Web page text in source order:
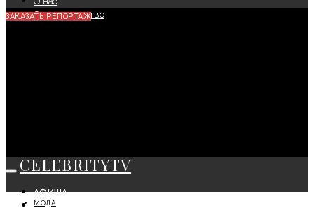
Сотрудничество
ЗАКАЗАТЬ РЕПОРТАЖ
CELEBRITYTV
АФИША
СОБЫТИЯ
МОДА